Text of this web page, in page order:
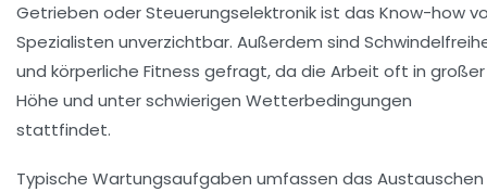
Getrieben oder Steuerungselektronik ist das Know-how
Spezialisten unverzichtbar. Außerdem sind
und körperliche Fitness gefragt, da die Arbeit oft in großer
Höhe und unter schwierigen Wetterbedingungen
stattfindet.
Typische Wartungsaufgaben umfassen das Austauschen